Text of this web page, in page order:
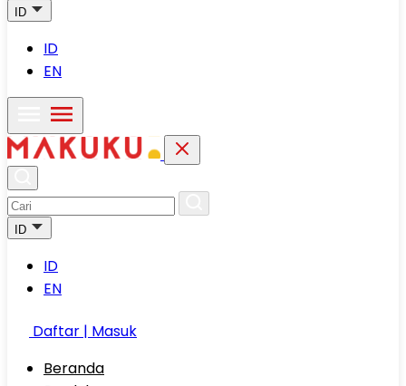
ID
ID
EN
ID
ID
EN
Daftar | Masuk
Beranda